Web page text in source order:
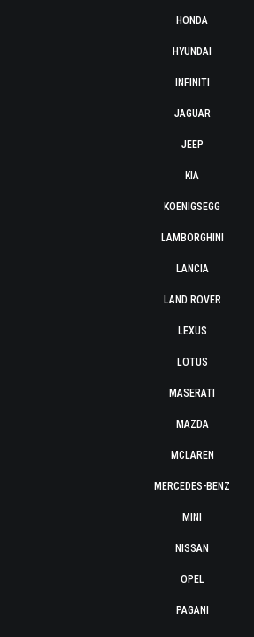
HONDA
HYUNDAI
INFINITI
JAGUAR
JEEP
KIA
KOENIGSEGG
LAMBORGHINI
LANCIA
LAND ROVER
LEXUS
LOTUS
MASERATI
MAZDA
MCLAREN
MERCEDES-BENZ
MINI
NISSAN
OPEL
PAGANI